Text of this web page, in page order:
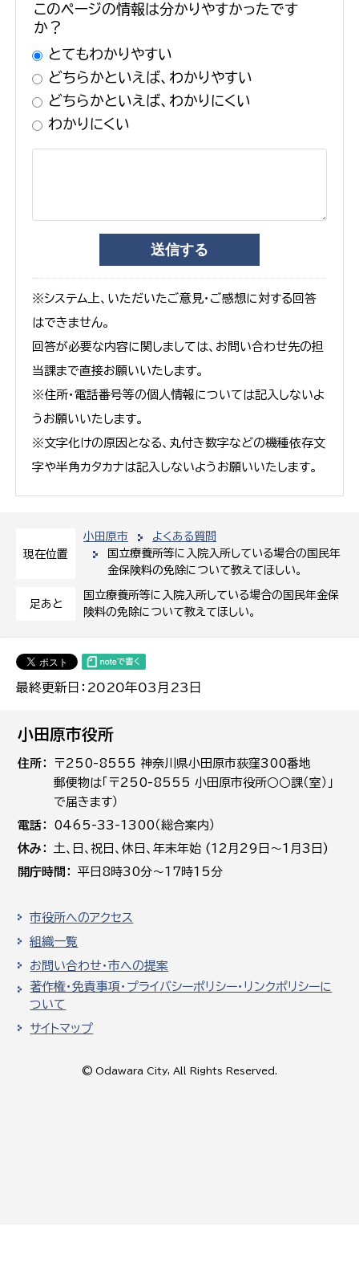
現在位置
小田原市
よくある質問
国立療養所等に入院入所している場合の国民年
金保険料の免除について教えてほしい。
足あと
国立療養所等に入院入所している場合の国民年金保
険料の免除について教えてほしい。
最終更新日：2020年03月23日
このページの情報は分かりやすかったです
か？
とてもわかりやすい
どちらかといえば、わかりやすい
どちらかといえば、わかりにくい
わかりにくい
※システム上、いただいたご意見・ご感想に対する回答
はできません。
回答が必要な内容に関しましては、お問い合わせ先の担
当課まで直接お願いいたします。
※住所・電話番号等の個人情報については記入しないよ
うお願いいたします。
※文字化けの原因となる、丸付き数字などの機種依存文
字や半角カタカナは記入しないようお願いいたします。
小田原市役所
住所
〒250-8555 神奈川県小田原市荻窪300番地
郵便物は「〒250-8555 小田原市役所○○課（室）」
で届きます）
電話
0465-33-1300（総合案内）
休み
土､日､祝日、休日、年末年始 (12月29日～1月3日)
開庁時間
平日8時30分～17時15分
市役所へのアクセス
組織一覧
お問い合わせ・市への提案
著作権・免責事項・プライバシーポリシー・リンクポリシーに
ついて
サイトマップ
© Odawara City, All Rights Reserved.